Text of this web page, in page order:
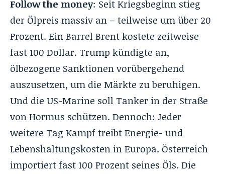
Follow the money: Seit Kriegsbeginn stieg
der Ölpreis massiv an – teilweise um über 20
Prozent. Ein Barrel Brent kostete zeitweise
fast 100 Dollar. Trump kündigte an,
ölbezogene Sanktionen vorübergehend
auszusetzen, um die Märkte zu beruhigen.
Und die US-Marine soll Tanker in der Straße
von Hormus schützen. Dennoch: Jeder
weitere Tag Kampf treibt Energie- und
Lebenshaltungskosten in Europa. Österreich
importiert fast 100 Prozent seines Öls. Die